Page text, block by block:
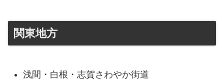
関東地方
浅間・白根・志賀さわやか街道